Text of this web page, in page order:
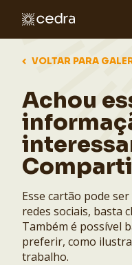
VOLTAR PARA
Achou
Esse cartão pode
redes sociais, basta
Também é possível
preferir, como
trabalho.